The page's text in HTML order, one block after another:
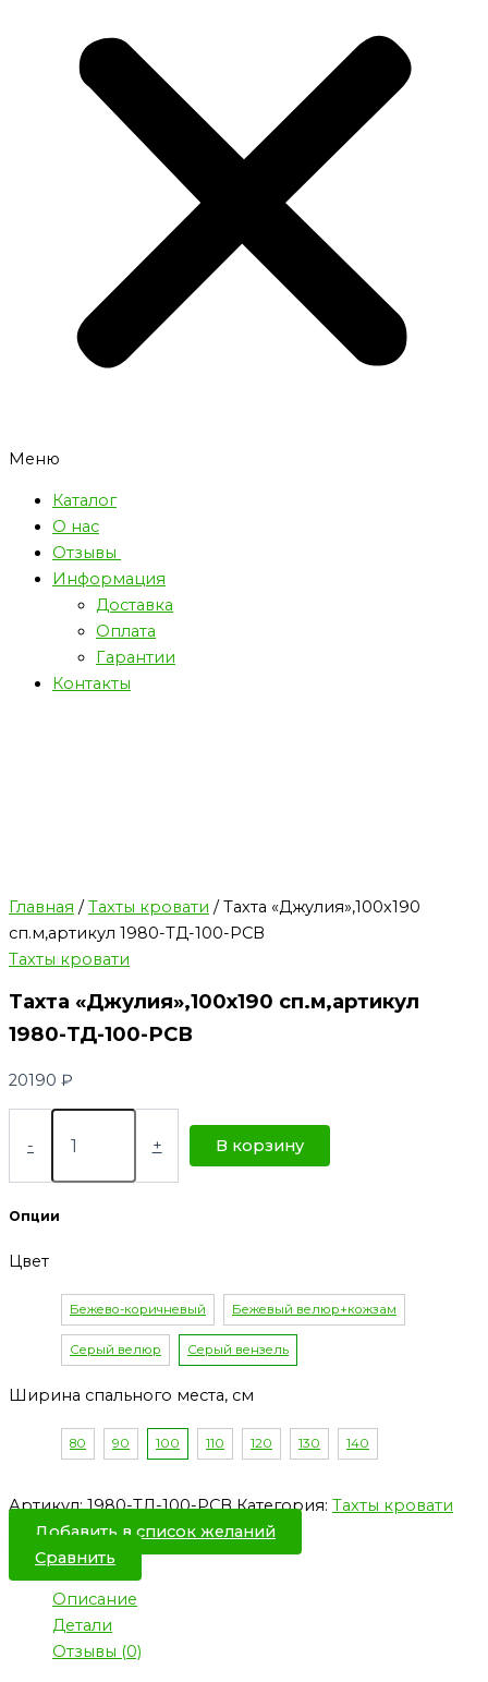
Меню
Каталог
О нас
Отзывы
Информация
Доставка
Оплата
Гарантии
Контакты
Главная /Тахты кровати / Тахта «Джулия»,100х190
сп.м,артикул 1980-ТД-100-РСВ
Тахты кровати
Тахта «Джулия»,100х190 сп.м,артикул
1980-ТД-100-РСВ
20190 ₽
- + В корзину
Опции
Цвет
Бежево-коричневый Бежевый велюр+кожзам
Серый велюр Серый вензель
Ширина спального места, см
80 90 100 110 120 130 140
Артикул:1980-ТД-100-РСВ Категория: Тахты кровати
Добавить в список желаний
Сравнить
Описание
Детали
Отзывы (0)